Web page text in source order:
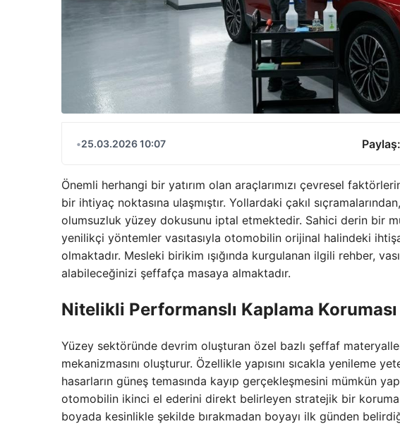
•25.03.2026 10:07 Paylaş:
Önemli herhangi bir yatırım olan araçlarımızı çevresel
bir ihtiyaç noktasına ulaşmıştır. Yollardaki çakıl
olumsuzluk yüzey dokusunu iptal etmektedir. Sahici derin bir
yenilikçi yöntemler vasıtasıyla otomobilin orijinal halindeki
olmaktadır. Mesleki birikim ışığında kurgulanan ilgili rehber,
alabileceğinizi şeffafça masaya almaktadır.
Nitelikli Performanslı Kaplama Koruması
Yüzey sektöründe devrim oluşturan özel bazlı şeffaf
mekanizmasını oluşturur. Özellikle yapısını sıcakla yenileme
hasarların güneş temasında kayıp gerçekleşmesini mümkün
otomobilin ikinci el ederini direkt belirleyen stratejik bir koruma
boyada kesinlikle şekilde bırakmadan boyayı ilk günden